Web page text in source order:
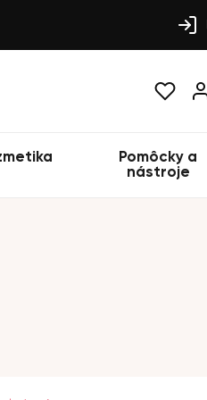
Pomôcky a
nástroje